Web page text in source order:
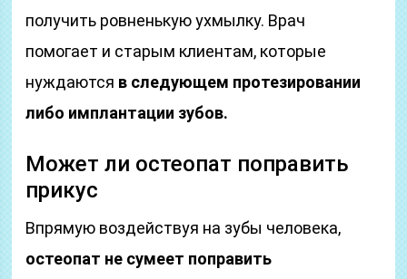
получить ровненькую ухмылку. Врач
помогает и старым клиентам, которые
нуждаются в следующем протезировании
либо имплантации зубов.
Может ли остеопат поправить
прикус
Впрямую воздействуя на зубы человека,
остеопат не сумеет поправить